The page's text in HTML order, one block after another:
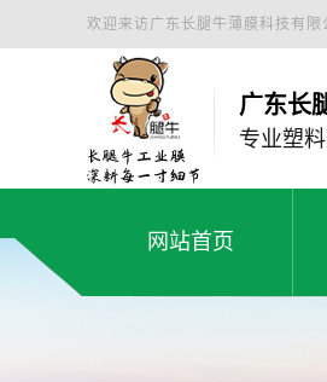
欢迎来访广东长腿牛薄膜科技有限
广东长
专业塑
网站首页